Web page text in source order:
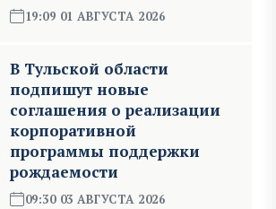
19:09 01 АВГУСТА 2026
В Тульской области
подпишут новые
соглашения о реализации
корпоративной
программы поддержки
рождаемости
09:30 03 АВГУСТА 2026